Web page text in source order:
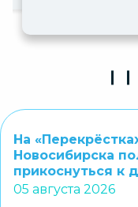
❙ ❙
На
Новосибирска
прикоснуться к
05 августа 2026